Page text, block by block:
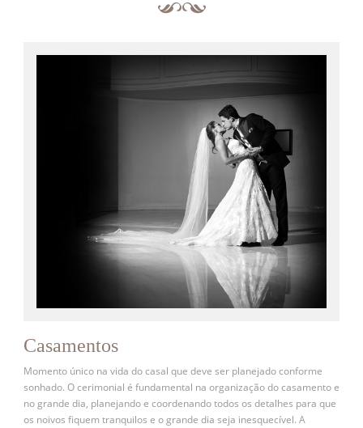
Casamentos
Momento único na vida do casal que deve ser planejado conforme
sonhado. O cerimonial é fundamental na organização do casamento e
no grande dia, planejando e coordenando todos os detalhes para que
os noivos fiquem tranquilos e o grande dia seja inesquecível. A